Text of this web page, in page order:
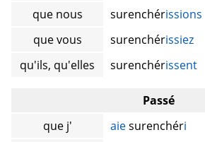
que nous
surenchérissions
que vous
surenchérissiez
qu'ils, qu'elles
surenchérissent
Passé
que j'
aiesurenchéri